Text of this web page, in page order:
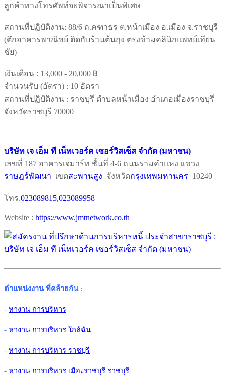
ลูกค้าทางโทรศัพท์จะพิจารณาเป็นพิเศษ
สถานที่ปฏิบัติงาน: 88/6 ถ.คฑาธร ต.หน้าเมือง อ.เมือง จ.ราชบุรี
(ตึกอาคารพาณิชย์ ติดกับร้านต้นถุง ตรงข้ามคลินิกแพทย์เทียน
ชัย)
เงินเดือน : 13,000 - 20,000 ฿
จำนวนรับ (อัตรา) : 10 อัตรา
สถานที่ปฏิบัติงาน : ราชบุรี ตำบลหน้าเมือง อำเภอเมืองราชบุรี
จังหวัดราชบุรี 70000
บริษัท เจ เอ็ม ที เน็ทเวอร์ค เซอร์วิสเซ็ส จำกัด (มหาชน)
เลขที่ 187 อาคารเจมาร์ท ชั้นที่ 4-6 ถนนรามคำแหง แขวง
ราษฎร์พัฒนา เขตสะพานสูง จังหวัดกรุงเทพมหานคร 10240
โทร.023089815,023089958
Website : https://www.jmtnetwork.co.th
ตำแหน่งงาน ที่คล้ายกัน:
- หางาน การบริหาร
- หางาน การบริหาร ใกล้ฉัน
- หางาน การบริหาร ราชบุรี
- หางาน การบริหาร เมืองราชบุรี ราชบุรี